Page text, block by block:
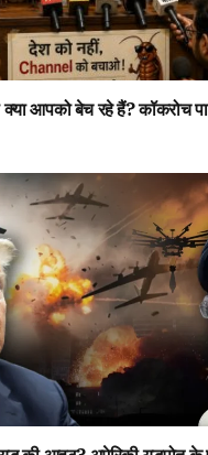
आपको बेच रहे हैं? कॉकरोच